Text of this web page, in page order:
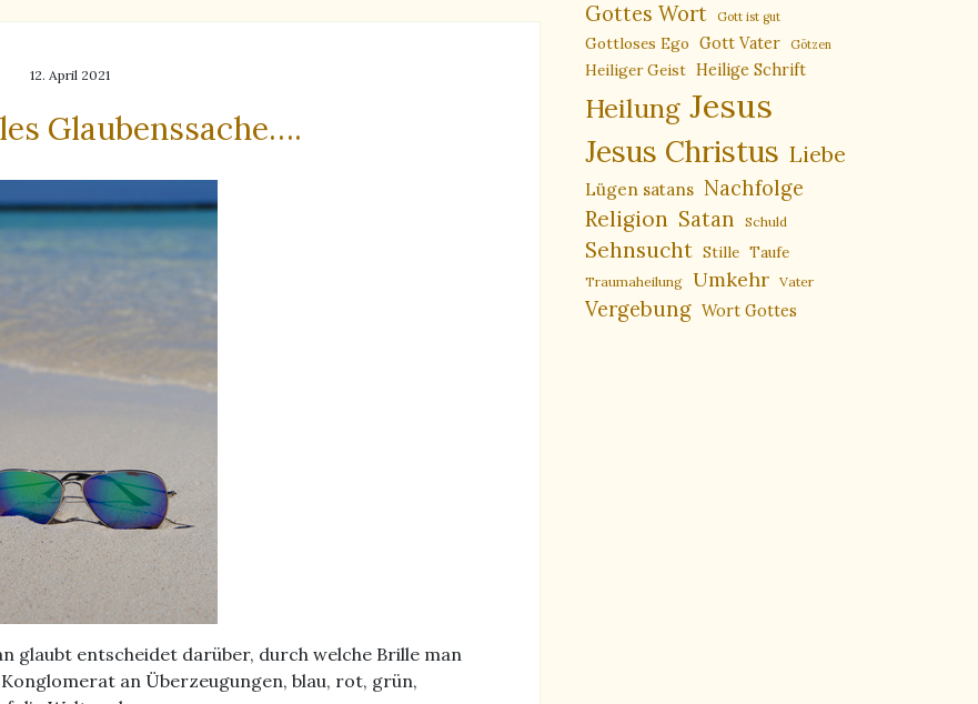
12. April 2021
Glaubenssache….
glaubt entscheidet darüber, durch welche Brille man
an Überzeugungen, blau, rot, grün,
Gottes Wort Gott ist gut
Gottloses Ego Gott Vater Götzen
Heiliger Geist Heilige Schrift
Heilung Jesus
Jesus Christus Liebe
Lügen satans Nachfolge
Religion Satan Schuld
Sehnsucht Stille Taufe
Traumaheilung Umkehr Vater
Vergebung Wort Gottes